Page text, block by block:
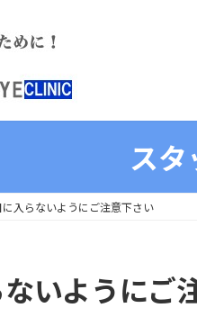
スタ
入らないようにご注意下さい
いようにご